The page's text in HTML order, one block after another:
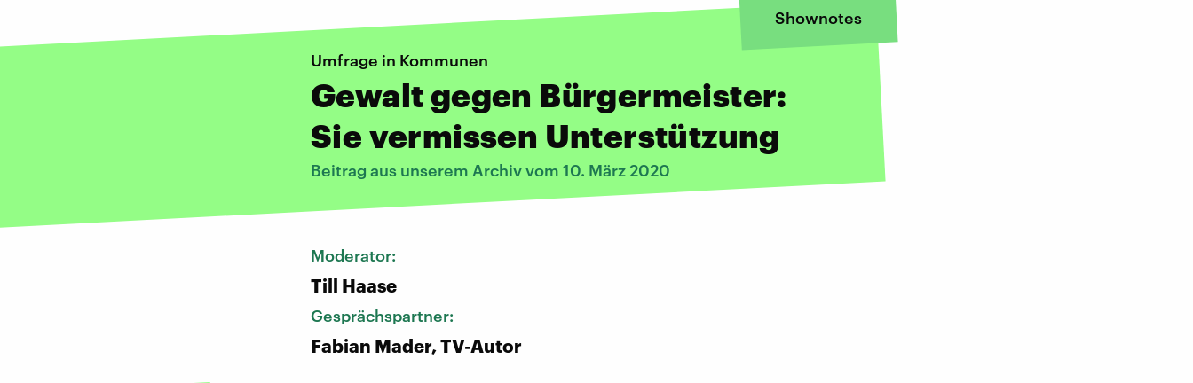
Shownotes
Umfrage in Kommunen
Gewalt gegen Bürgermeister:
Sie vermissen Unterstützung
Beitrag aus unserem Archiv vom 10. März 2020
Moderator:
Till Haase
Gesprächspartner:
Fabian Mader, TV-Autor